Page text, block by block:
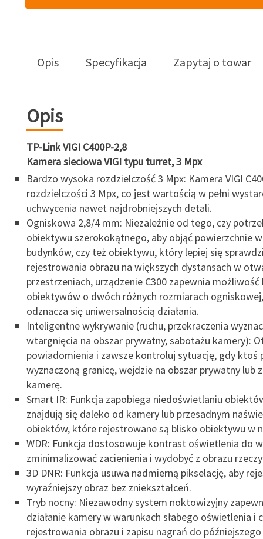
Opis Specyfikacja Zapytaj o towar
Opis
TP-Link VIGI C400P-2,8
Kamera sieciowa VIGI typu turret, 3 Mpx
Bardzo wysoka rozdzielczość 3 Mpx: Kamera VIGI
rozdzielczości 3 Mpx, co jest wartością w pełni
uchwycenia nawet najdrobniejszych detali.
Ogniskowa 2,8/4 mm: Niezależnie od tego, czy
obiektywu szerokokątnego, aby objąć powierzchnie
budynków, czy też obiektywu, który lepiej się
rejestrowania obrazu na większych dystansach w
przestrzeniach, urządzenie C300 zapewnia
obiektywów o dwóch różnych rozmiarach
odznacza się uniwersalnością działania.
Inteligentne wykrywanie (ruchu, przekraczenia
wtargnięcia na obszar prywatny, sabotażu kamery):
powiadomienia i zawsze kontroluj sytuację, gdy ktoś
wyznaczoną granicę, wejdzie na obszar prywatny lub
kamerę.
Smart IR: Funkcja zapobiega niedoświetlaniu
znajdują się daleko od kamery lub przesadnym
obiektów, które rejestrowane są blisko obiektywu w
WDR: Funkcja dostosowuje kontrast oświetlenia do
zminimalizować zacienienia i wydobyć z obrazu
3D DNR: Funkcja usuwa nadmierną pikselację, aby
wyraźniejszy obraz bez zniekształceń.
Tryb nocny: Niezawodny system noktowizyjny
działanie kamery w warunkach słabego oświetlenia i
rejestrowania obrazu i zapisu nagrań do